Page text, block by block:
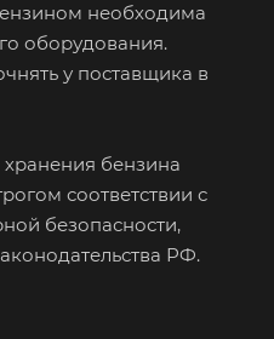
необходима
оборудования.
у поставщика в
хранения бензина
соответствии с
безопасности,
РФ.